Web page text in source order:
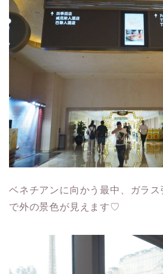
ベネチアンに向かう最中、ガラ
で外の景色が見えます♡